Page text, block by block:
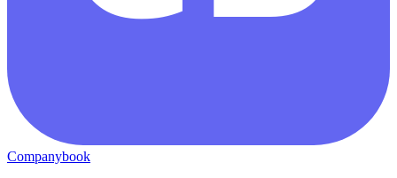
Companybook